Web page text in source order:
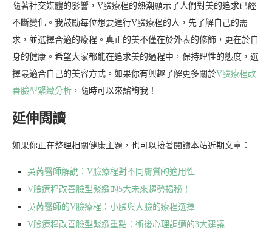
隨著社交媒體的影響，V臉療程的熱潮顯示了人們對美的追求已經
不斷變化。我鼓勵每位想要進行V臉療程的人，先了解自己的需
求，並選擇合適的療程。真正的美不僅在於外表的修飾，更在於自
身的健康。希望大家都能在追求美的過程中，保持理性的態度，選
擇最適合自己的美容方式。如果你有興趣了解更多關於V臉療程改
善臉型緊緻分析 ，隨時可以來諮詢我！
延伸閱讀
如果你正在整理相關健康主題，也可以接著閱讀本站近期文章：
吳芮醫師解說：V臉療程對不同膚質的適用性
V臉療程改善臉型緊緻的5大未來趨勢揭秘！
吳芮醫師的V臉療程：小臉與大臉的療程選擇
V臉療程改善臉型緊緻重點：術後心理調適的3大建議